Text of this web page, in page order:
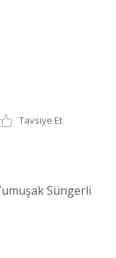
Tavsiye Et
Süngerli